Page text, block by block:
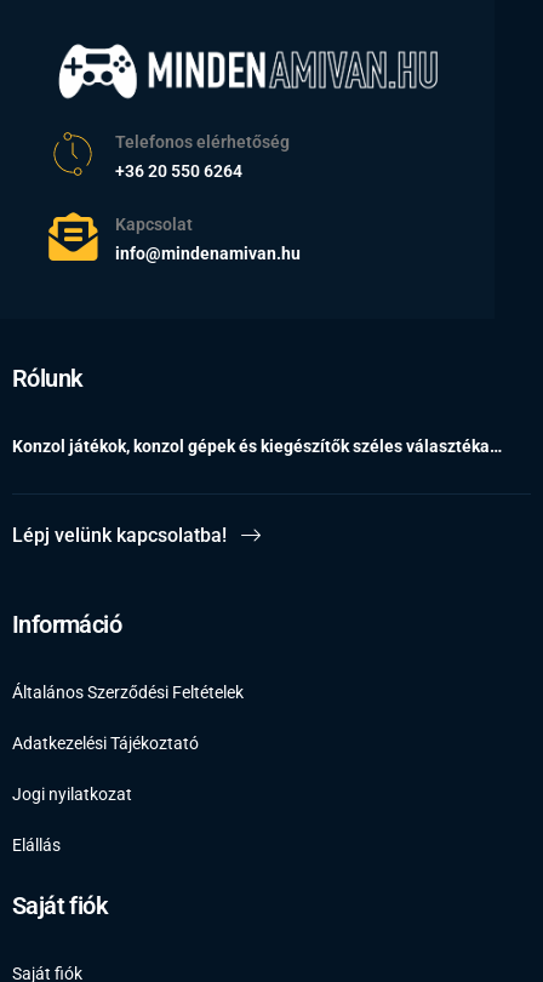
Telefonos elérhetőség
+36 20 550 6264
Kapcsolat
info@mindenamivan.hu
Rólunk
Konzol játékok, konzol gépek és kiegészítők széles választéka…
Lépj velünk kapcsolatba!
Információ
Általános Szerződési Feltételek
Adatkezelési Tájékoztató
Jogi nyilatkozat
Elállás
Saját fiók
Saját fiók